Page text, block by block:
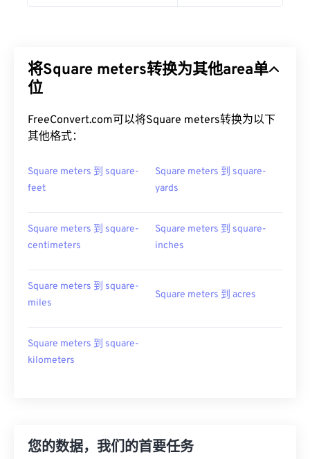
将Square meters转换为其他area单
位
FreeConvert.com可以将Square meters转换为以下
其他格式：
Square meters 到 square-
feet
Square meters 到 square-
yards
Square meters 到 square-
centimeters
Square meters 到 square-
inches
Square meters 到 square-
miles
Square meters 到 acres
Square meters 到 square-
kilometers
您的数据，我们的首要任务